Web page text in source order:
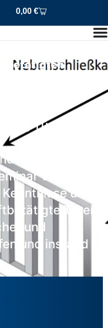
0,00 €
für die Prüfung
für die
von
Türen und
vermittelt
und
Türen,
und
und instand